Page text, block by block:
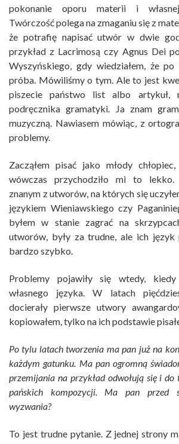
pokonanie oporu materii i własnej
Twórczość polega na zmaganiu się z
że potrafię napisać utwór w dwie
przykład z Lacrimosą czy Agnus Dei
Wyszyńskiego, gdy wiedziałem, że po
próba. Mówiliśmy o tym. Ale to jest
piszecie państwo list albo artykuł,
podręcznika gramatyki. Ja znam
muzyczną. Nawiasem mówiąc, z
problemy.
Zacząłem pisać jako młody
wówczas przychodziło mi to lekko.
znanym z utworów, na których się
językiem Wieniawskiego czy
byłem w stanie zagrać na
utworów, były za trudne, ale ich język
bardzo szybko.
Problemy pojawiły się wtedy, kiedy
własnego języka. W latach
docierały pierwsze utwory
kopiowałem, tylko na ich podstawie
Po tylu latach tworzenia ma pan już na
każdym gatunku. Ma pan ogromną
przemijania na przykład odwołują się i
pańskich kompozycji. Ma pan przed
wyzwania?
To jest trudne pytanie. Z jednej strony